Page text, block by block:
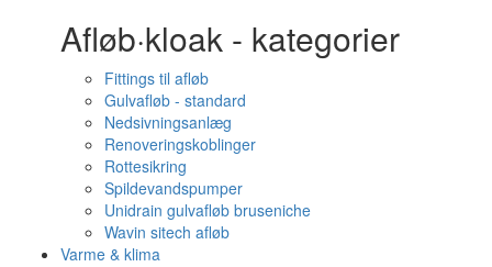
Afløb·kloak - kategorier
Fittings til afløb
Gulvafløb - standard
Nedsivningsanlæg
Renoveringskoblinger
Rottesikring
Spildevandspumper
Unidrain gulvafløb bruseniche
Wavin sitech afløb
Varme & klima